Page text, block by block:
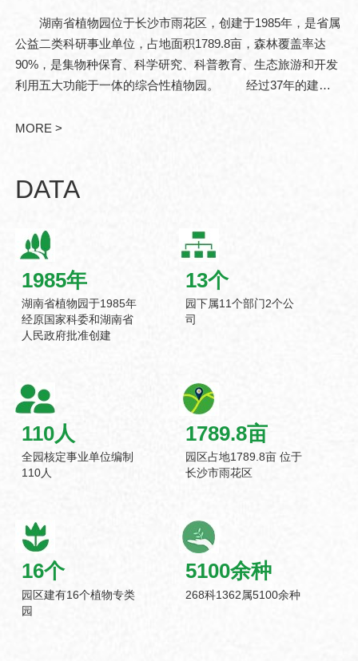
湖南省植物园位于长沙市雨花区，创建于1985年，是省属
公益二类科研事业单位，占地面积1789.8亩，森林覆盖率达
90%，是集物种保育、科学研究、科普教育、生态旅游和开发
利用五大功能于一体的综合性植物园。 经过37年的建
物资源储备基地。湖南省..
MORE >
DATA
1985年
湖南省植物园于1985年
经原国家科委和湖南省
人民政府批准创建
13个
园下属11个部门2个公
司
110人
全园核定事业单位编制
110人
1789.8亩
园区占地1789.8亩 位于
长沙市雨花区
16个
园区建有16个植物专类
园
5100余种
268科1362属5100余种